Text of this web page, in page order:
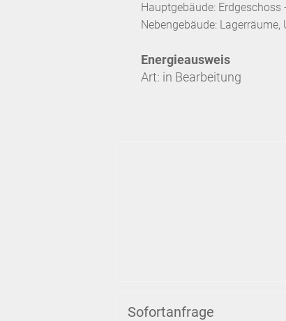
Hauptgebäude:
Nebengebäude:
Energieausweis
Art: in Bearbeitung
Sofortanfrage